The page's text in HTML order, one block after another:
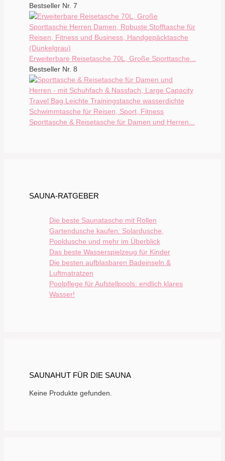
Bestseller Nr. 7
Erweiterbare Reisetasche 70L, Große Sporttasche...
Bestseller Nr. 8
Sporttasche & Reisetasche für Damen und Herren...
SAUNA-RATGEBER
Die beste Saunatasche mit Rollen
Gartendusche kaufen: Solardusche,
Pooldusche und mehr im Überblick
Das beste Wasserspielzeug für Kinder
Die besten aufblasbaren Badeinseln &
Luftmatratzen
Poolpflege für Aufstellpools: endlich klares
Wasser!
SAUNAHUT FÜR DIE SAUNA
Keine Produkte gefunden.